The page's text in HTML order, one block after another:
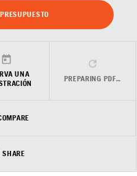
UNA
PREPARING PDF…
SHARE